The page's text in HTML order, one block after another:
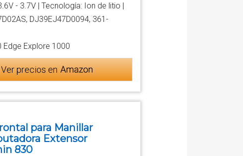
- 3.7V | Tecnología: Ion de litio |
DJ39EJ47D0094, 361-
Edge Explore 1000
precios en
para Manillar
Extensor
830